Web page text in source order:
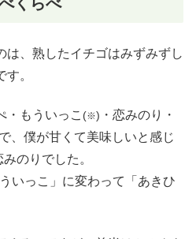
は、熟したイチゴはみずみずし
。
・もういっこ (※) ・恋みのり・
、僕が甘くて美味しいと感じ
のりでした。
いっこ」に変わって「あきひ